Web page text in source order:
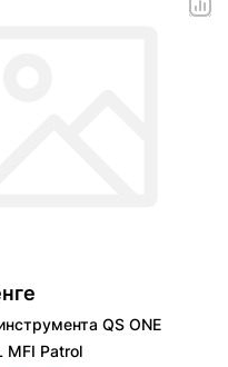
QS ONE
MFI Patrol